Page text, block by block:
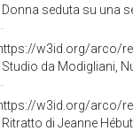
Donna seduta su una
w3id.org/arco/
Studio da Modigliani,
w3id.org/arco/
Ritratto di Jeanne